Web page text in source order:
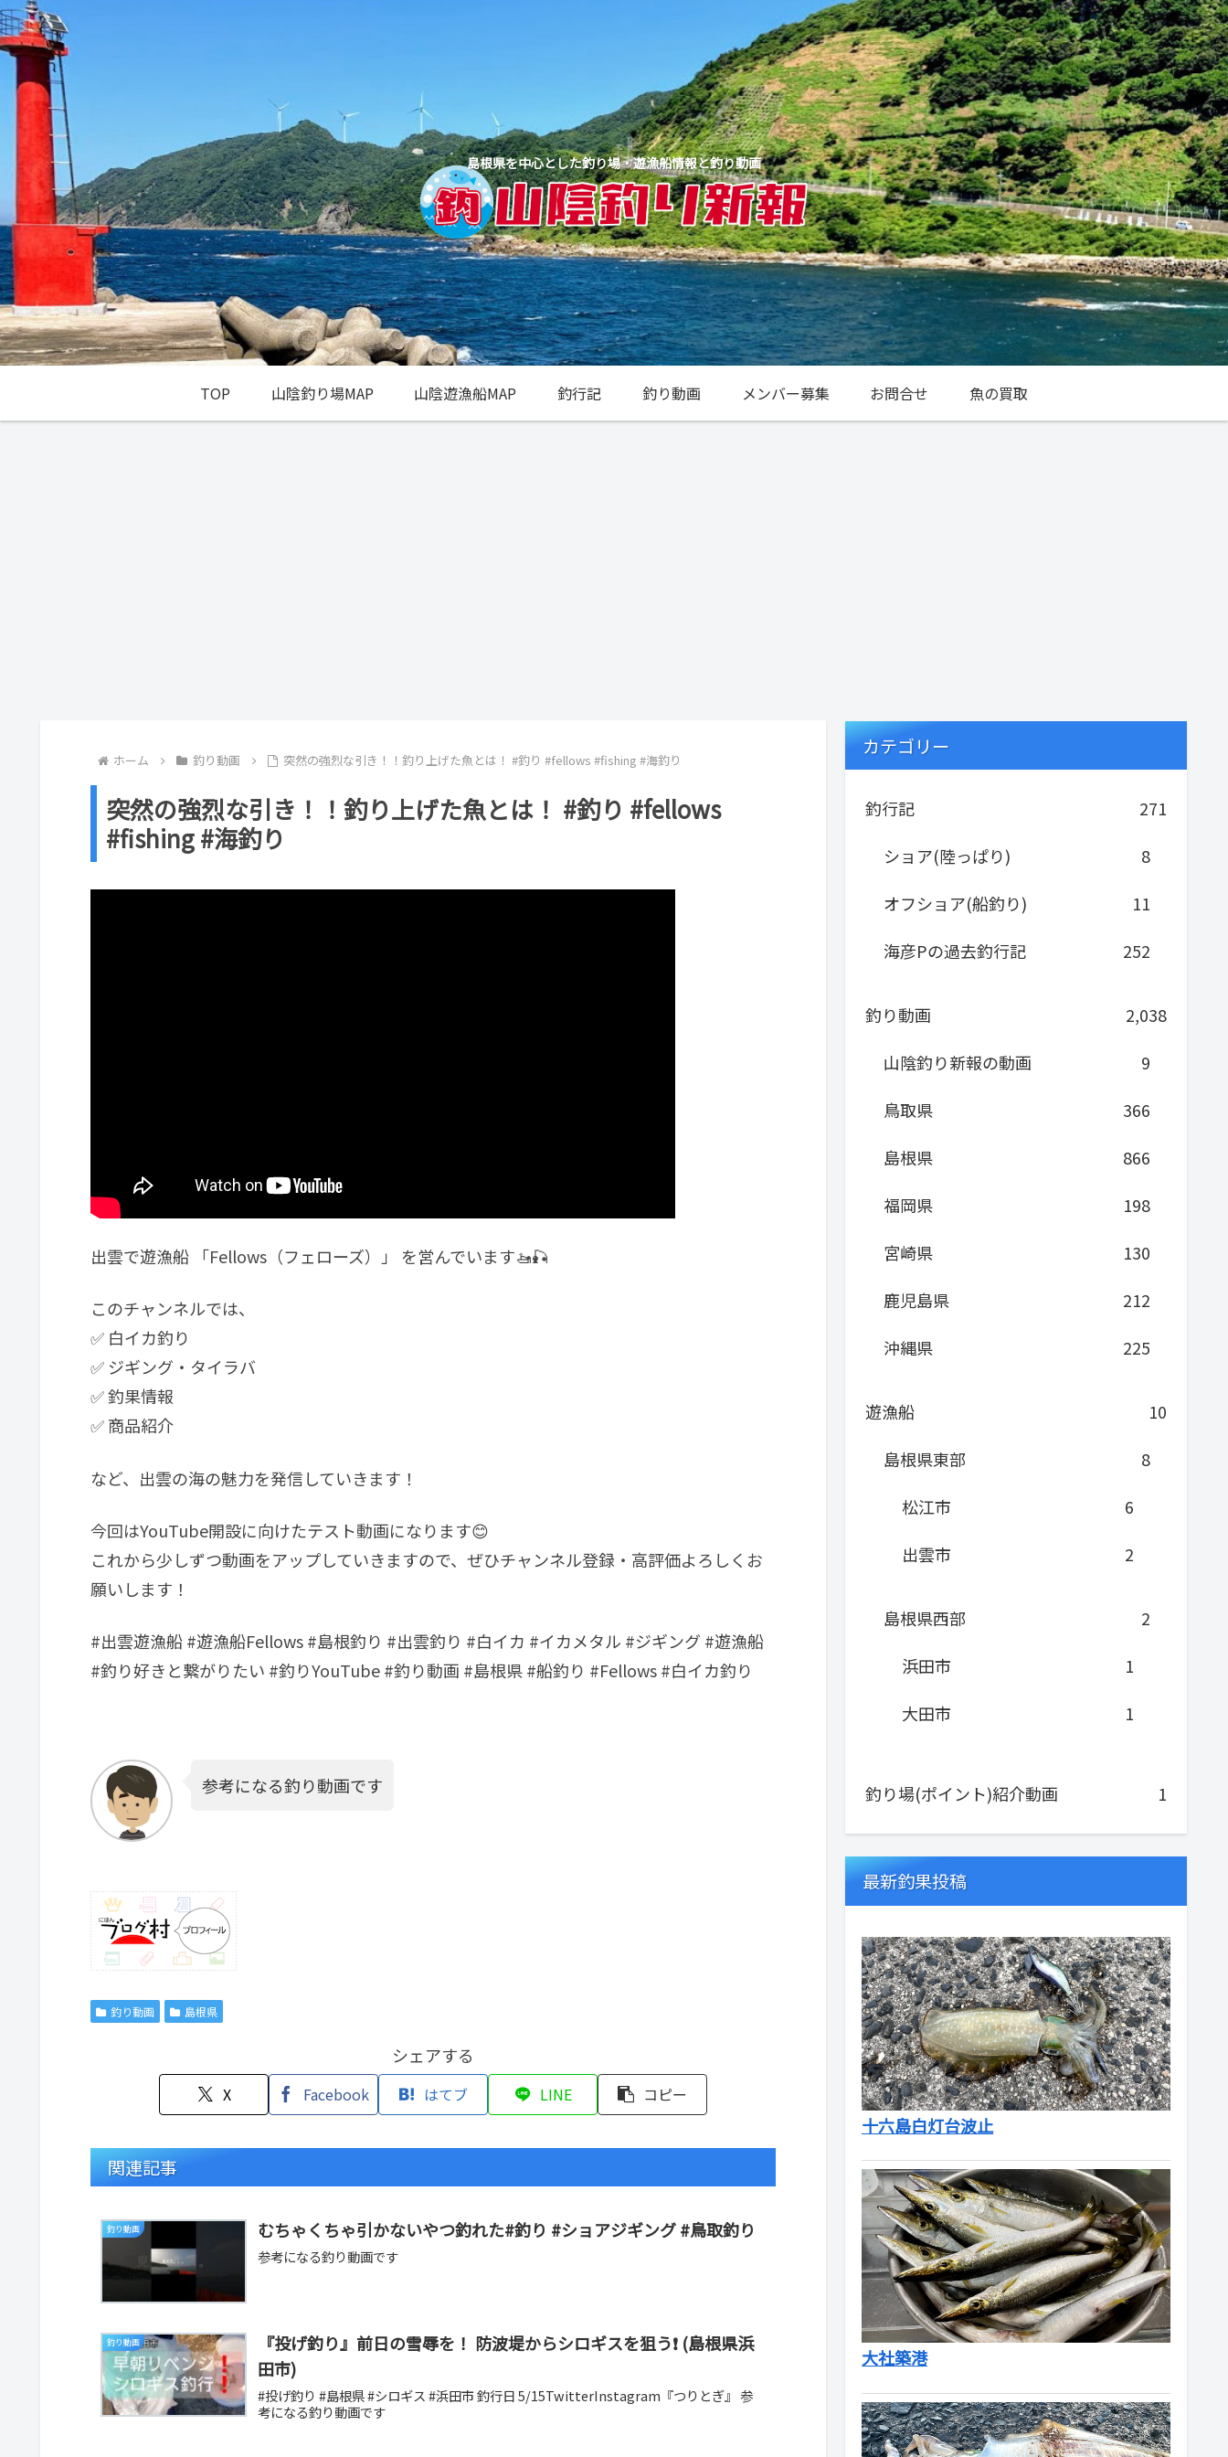
島根県を中心とした釣り場・遊漁船情報と釣り動画
TOP 山陰釣り場MAP 山陰遊漁船MAP 釣行記 釣り動画 メンバー募集 お問合せ 魚の買取
ホーム 釣り動画 突然の強烈な引き！！釣り上げた魚とは！ #釣り #fellows #fishing #海釣り
突然の強烈な引き！！釣り上げた魚とは！ #釣り #fellows
#fishing #海釣り
出雲で遊漁船 「Fellows（フェローズ）」 を営んでいます🚤🎣
このチャンネルでは、
✅ 白イカ釣り
✅ ジギング・タイラバ
✅ 釣果情報
✅ 商品紹介
など、出雲の海の魅力を発信していきます！
今回はYouTube開設に向けたテスト動画になります😊
これから少しずつ動画をアップしていきますので、ぜひチャンネル登録・高評価よろしくお
願いします！
#出雲遊漁船 #遊漁船Fellows #島根釣り #出雲釣り #白イカ #イカメタル #ジギング #遊漁船
#釣り好きと繋がりたい #釣りYouTube #釣り動画 #島根県 #船釣り #Fellows #白イカ釣り
参考になる釣り動画です
釣り動画 島根県
シェアする
X Facebook はてブ LINE コピー
関連記事
釣り動画 むちゃくちゃ引かないやつ釣れた#釣り #ショアジギング #鳥取釣り
参考になる釣り動画です
釣り動画
『投げ釣り』前日の雪辱を！ 防波堤からシロギスを狙う❗ (島根県浜
田市)
#投げ釣り #島根県 #シロギス #浜田市 釣行日 5/15TwitterInstagram『つりとぎ』 参
考になる釣り動画です
カテゴリー
釣行記
271
ショア(陸っぱり)
8
オフショア(船釣り)
11
海彦Pの過去釣行記
252
釣り動画
2,038
山陰釣り新報の動画
9
鳥取県
366
島根県
866
福岡県
198
宮崎県
130
鹿児島県
212
沖縄県
225
遊漁船
10
島根県東部
8
松江市
6
出雲市
2
島根県西部
2
浜田市
1
大田市
1
釣り場(ポイント)紹介動画 1
最新釣果投稿
十六島白灯台波止
大社築港